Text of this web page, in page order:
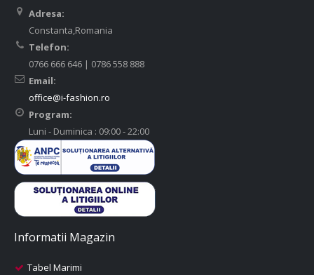
Adresa:
Constanta,Romania
Telefon:
0766 666 646 | 0786 558 888
Email:
office@i-fashion.ro
Program:
Luni - Duminica : 09:00 - 22:00
Informatii Magazin
Tabel Marimi